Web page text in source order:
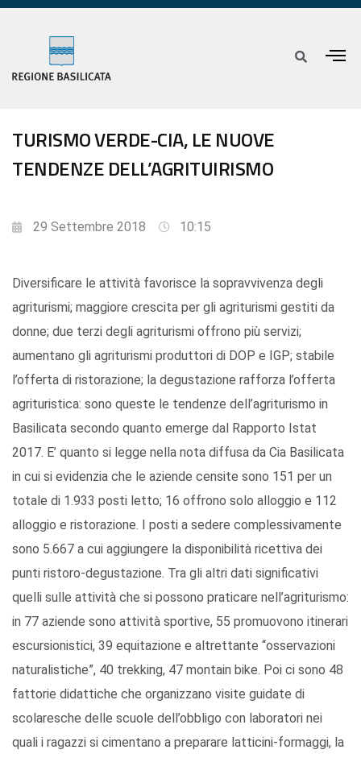
TURISMO VERDE-CIA, LE NUOVE
TENDENZE DELL’AGRITUIRISMO
29 Settembre 2018 10:15
Diversificare le attività favorisce la sopravvivenza degli
agriturismi; maggiore crescita per gli agriturismi gestiti da
donne; due terzi degli agriturismi offrono più servizi;
aumentano gli agriturismi produttori di DOP e IGP; stabile
l’offerta di ristorazione; la degustazione rafforza l’offerta
agrituristica: sono queste le tendenze dell’agriturismo in
Basilicata secondo quanto emerge dal Rapporto Istat
2017. E’ quanto si legge nella nota diffusa da Cia Basilicata
in cui si evidenzia che le aziende censite sono 151 per un
totale di 1.933 posti letto; 16 offrono solo alloggio e 112
alloggio e ristorazione. I posti a sedere complessivamente
sono 5.667 a cui aggiungere la disponibilità ricettiva dei
punti ristoro-degustazione. Tra gli altri dati significativi
quelli sulle attività che si possono praticare nell’agriturismo:
in 77 aziende sono attività sportive, 55 promuovono itinerari
escursionistici, 39 equitazione e altrettante “osservazioni
naturalistiche”, 40 trekking, 47 montain bike. Poi ci sono 48
fattorie didattiche che organizzano visite guidate di
scolaresche delle scuole dell’obbligo con laboratori nei
quali i ragazzi si cimentano a preparare latticini-formaggi, la